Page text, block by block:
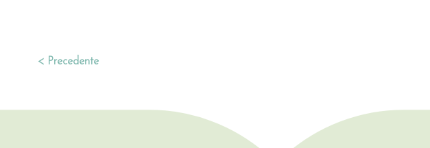
< Precedente